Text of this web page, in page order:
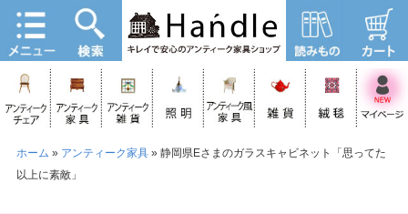
ホーム » アンティーク家具» 静岡県Eさまのガラスキャビネット「思ってた
以上に素敵」